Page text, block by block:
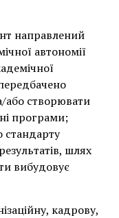
направлений
автономії
або створювати
програми;
шлях
вибудовує
кадрову,